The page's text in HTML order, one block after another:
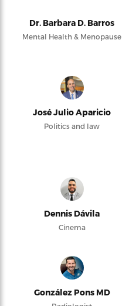
Dr. Barbara D. Barros
Mental Health & Menopause
José Julio Aparicio
Politics and law
Dennis Dávila
Cinema
González Pons MD